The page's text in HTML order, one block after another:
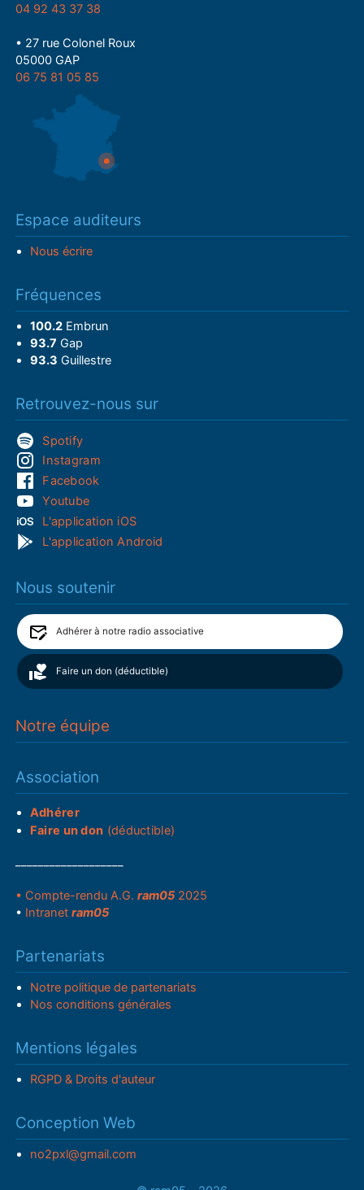
04 92 43 37 38
• 27 rue Colonel Roux
05000 GAP
06 75 81 05 85
Espace auditeurs
Nous écrire
Fréquences
100.2Embrun
93.7 Gap
93.3 Guillestre
Retrouvez-nous sur
Spotify
Instagram
Facebook
Youtube
L'application iOS
L'application Android
Nous soutenir
Adhérer à notre radio associative
Faire un don (déductible)
Notre équipe
Association
Adhérer
Faire un don (déductible)
• Compte-rendu A.G.ram05 2025
• Intranetram05
Partenariats
Notre politique de partenariats
Nos conditions générales
Mentions légales
RGPD & Droits d'auteur
Conception Web
no2pxl@gmail.com